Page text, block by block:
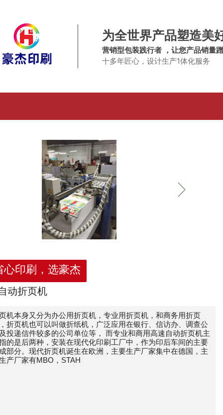
为全世界产品塑造美
营销型包装践行者 ，让您产品销量
十多年匠心，设计生产1体化服务
心印刷，选豪杰
动折页机
机本身又分为办公用折页机，专业用折页机，和商务用折页
折页机也可以叫做折纸机，广泛应用在银行、信访办、调查公
投递信件较多的公司单位等， 而专业和商用高速自动折页机主
的是后两种，安装在现代化印刷工厂中，作为印后车间的主要
部分。现代折页机诞生在欧洲，主要生产厂家集中在德国，主
产厂家有MBO，STAH